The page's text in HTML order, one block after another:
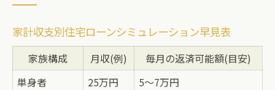
家計収支別住宅ローンシミュレーション早見表
家族構成 月収(例)
毎月の返済可能額(目安)
単身者
25万円
5〜7万円